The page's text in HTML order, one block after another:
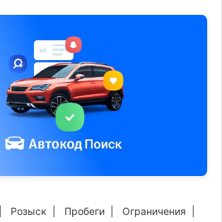
Розыск Пробеги Ограничения